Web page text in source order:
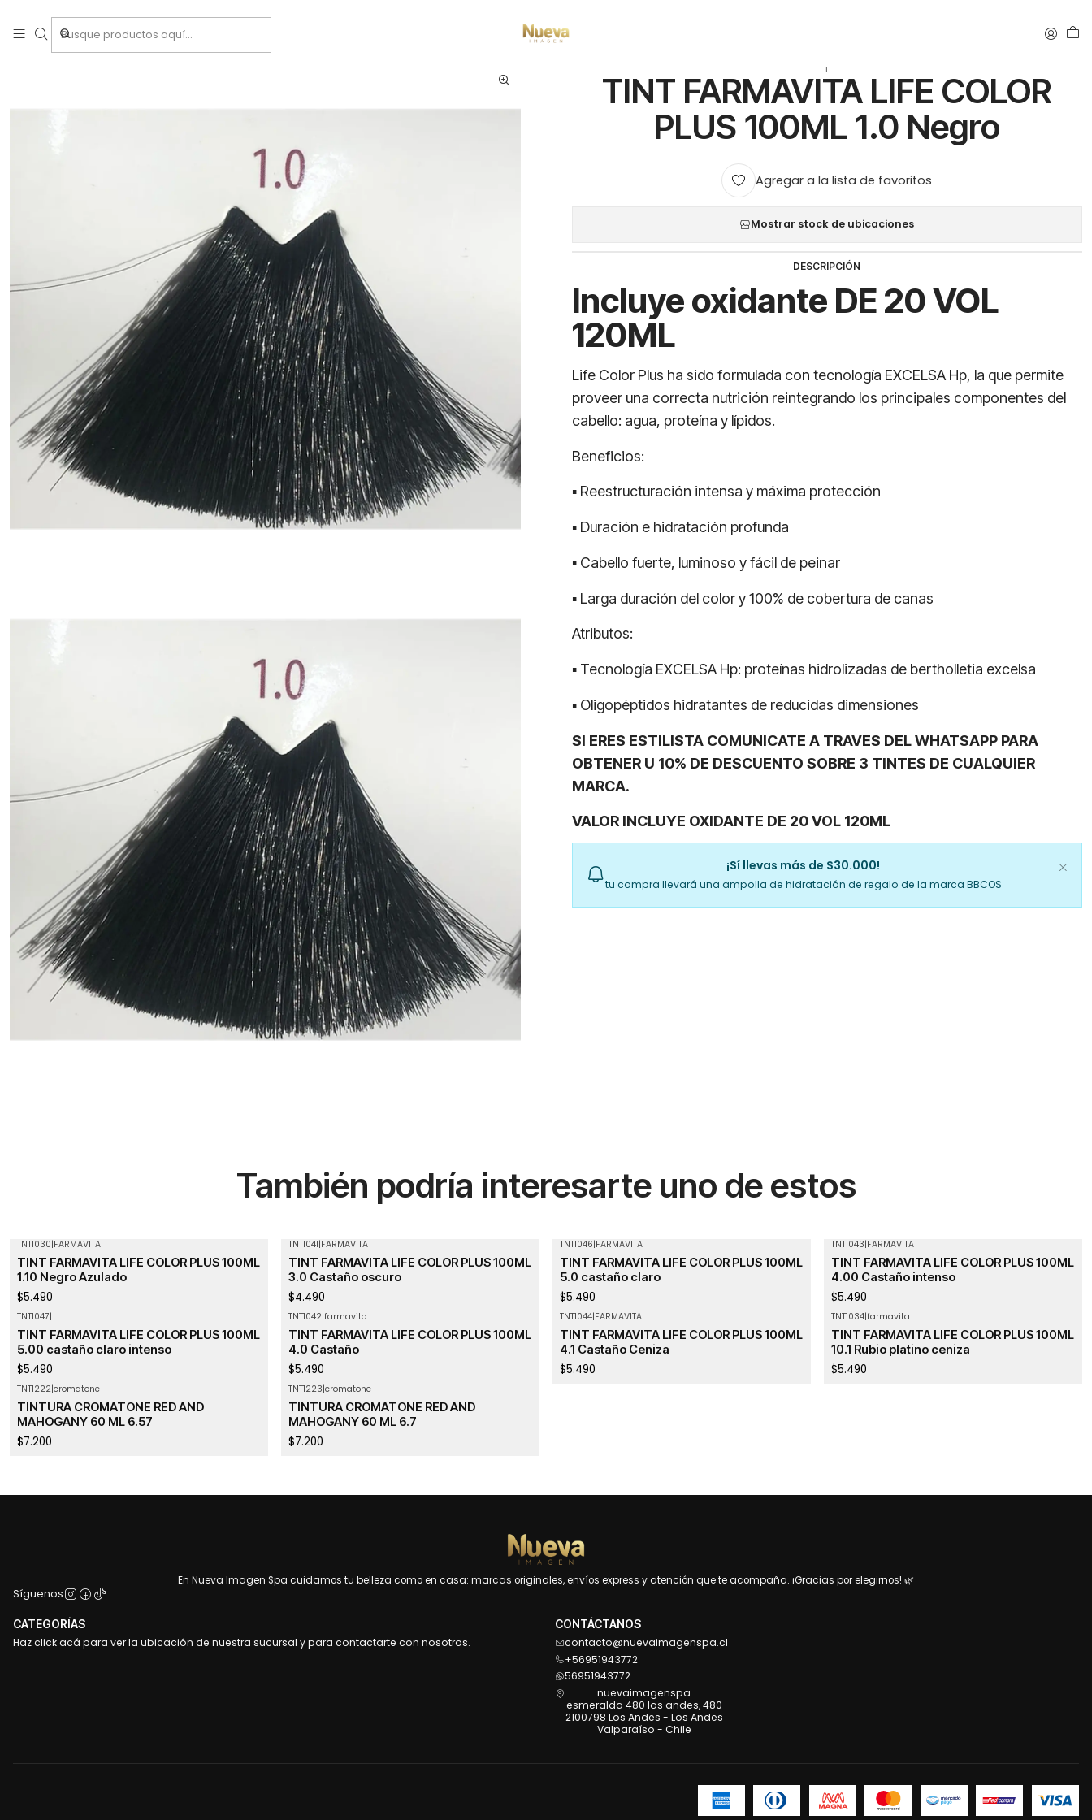
|
TINT FARMAVITA LIFE COLOR
PLUS 100ML 1.0 Negro
Agregar a la lista de favoritos
Mostrar stock de ubicaciones
DESCRIPCIÓN
Incluye oxidante DE 20 VOL
120ML
Life Color Plus ha sido formulada con tecnología EXCELSA Hp, la que permite
proveer una correcta nutrición reintegrando los principales componentes del
cabello: agua, proteína y lípidos.
Beneficios:
▪ Reestructuración intensa y máxima protección
▪ Duración e hidratación profunda
▪ Cabello fuerte, luminoso y fácil de peinar
▪ Larga duración del color y 100% de cobertura de canas
Atributos:
▪ Tecnología EXCELSA Hp: proteínas hidrolizadas de bertholletia excelsa
▪ Oligopéptidos hidratantes de reducidas dimensiones
SI ERES ESTILISTA COMUNICATE A TRAVES DEL WHATSAPP PARA
OBTENER U 10% DE DESCUENTO SOBRE 3 TINTES DE CUALQUIER
MARCA.
VALOR INCLUYE OXIDANTE DE 20 VOL 120ML
¡Sí llevas más de $30.000!
tu compra llevará una ampolla de hidratación de regalo de la marca BBCOS
También podría interesarte uno de estos
TNT1030|FARMAVITA
TINT FARMAVITA LIFE COLOR PLUS 100ML
1.10 Negro Azulado
$5.490
TNT1041|FARMAVITA
TINT FARMAVITA LIFE COLOR PLUS 100ML
3.0 Castaño oscuro
$4.490
TNT1046|FARMAVITA
TINT FARMAVITA LIFE COLOR PLUS 100ML
5.0 castaño claro
$5.490
TNT1043|FARMAVITA
TINT FARMAVITA LIFE COLOR PLUS 100ML
4.00 Castaño intenso
$5.490
TNT1047|
TINT FARMAVITA LIFE COLOR PLUS 100ML
5.00 castaño claro intenso
$5.490
TNT1042|farmavita
TINT FARMAVITA LIFE COLOR PLUS 100ML
4.0 Castaño
$5.490
TNT1044|FARMAVITA
TINT FARMAVITA LIFE COLOR PLUS 100ML
4.1 Castaño Ceniza
$5.490
TNT1034|farmavita
TINT FARMAVITA LIFE COLOR PLUS 100ML
10.1 Rubio platino ceniza
$5.490
TNT1222|cromatone
TINTURA CROMATONE RED AND
MAHOGANY 60 ML 6.57
$7.200
TNT1223|cromatone
TINTURA CROMATONE RED AND
MAHOGANY 60 ML 6.7
$7.200
En Nueva Imagen Spa cuidamos tu belleza como en casa: marcas originales, envíos express y atención que te acompaña. ¡Gracias por elegirnos! 🌿
Síguenos
CATEGORÍAS
Haz click acá para ver la ubicación de nuestra sucursal y para contactarte con nosotros.
CONTÁCTANOS
contacto@nuevaimagenspa.cl
+56951943772
56951943772
nuevaimagenspa
esmeralda 480 los andes, 480
2100798 Los Andes - Los Andes
Valparaíso - Chile